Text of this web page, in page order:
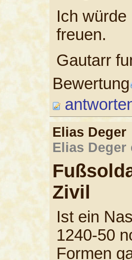
Ich
freuen.
Gautarr
Bewertung
Elias
Elias
Zivil
Ist ein
1240-50
Formen